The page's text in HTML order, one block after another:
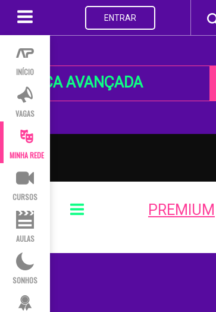
INÍCIO
VAGAS
MINHA REDE
CURSOS
AULAS
SONHOS
ENTRAR
BUSCA AVANÇADA
PREMIUM